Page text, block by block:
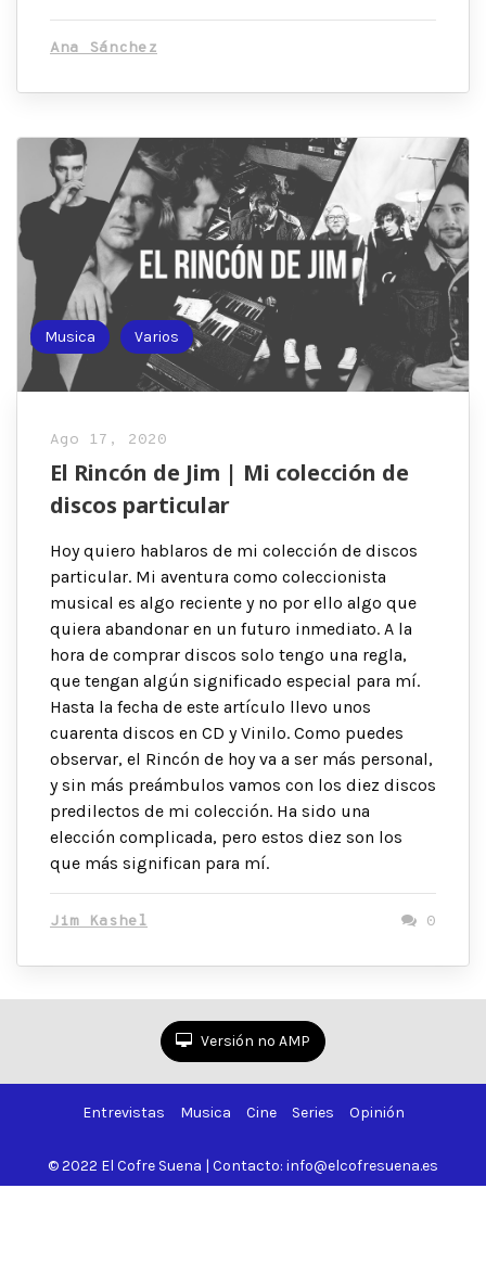
Ana Sánchez
Musica Varios
Ago 17, 2020
El Rincón de Jim | Mi colección de
discos particular
Hoy quiero hablaros de mi colección de discos
particular. Mi aventura como coleccionista
musical es algo reciente y no por ello algo que
quiera abandonar en un futuro inmediato. A la
hora de comprar discos solo tengo una regla,
que tengan algún significado especial para mí.
Hasta la fecha de este artículo llevo unos
cuarenta discos en CD y Vinilo. Como puedes
observar, el Rincón de hoy va a ser más personal,
y sin más preámbulos vamos con los diez discos
predilectos de mi colección. Ha sido una
elección complicada, pero estos diez son los
que más significan para mí.
Jim Kashel 0
Versión no AMP
Entrevistas Musica Cine Series Opinión
© 2022 El Cofre Suena | Contacto: info@elcofresuena.es